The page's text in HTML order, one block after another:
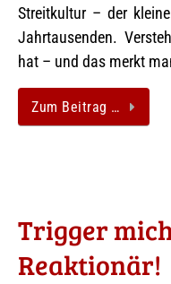
Streitkultur – der
Jahrtausenden.
hat – und das merkt
Zum Beitrag …
Trigger
Reaktionär!